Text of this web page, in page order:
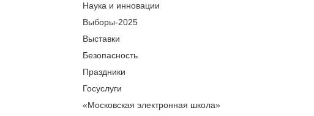
Наука и инновации
Выборы-2025
Выставки
Безопасность
Праздники
Госуслуги
«Московская электронная школа»